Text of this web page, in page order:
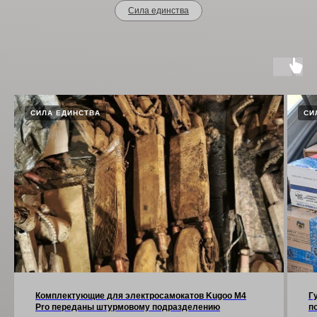
Сила единства
СИЛА ЕДИНСТВА
Комплектующие для электросамокатов Kugoo M4
Pro переданы штурмовому подразделению